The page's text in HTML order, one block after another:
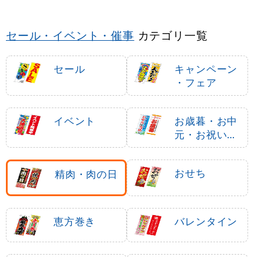
セール・イベント・催事 カテゴリ一覧
セール
キャンペーン
・フェア
イベント
お歳暮・お中
元・お祝いギ
フト
精肉・肉の日
おせち
恵方巻き バレンタイン